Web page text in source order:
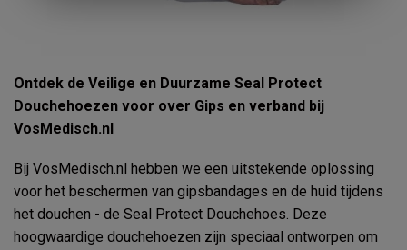
Ontdek de Veilige en Duurzame Seal Protect
Douchehoezen voor over Gips en verband bij
VosMedisch.nl
Bij VosMedisch.nl hebben we een uitstekende oplossing
voor het beschermen van gipsbandages en de huid tijdens
het douchen - de Seal Protect Douchehoes. Deze
hoogwaardige douchehoezen zijn speciaal ontworpen om